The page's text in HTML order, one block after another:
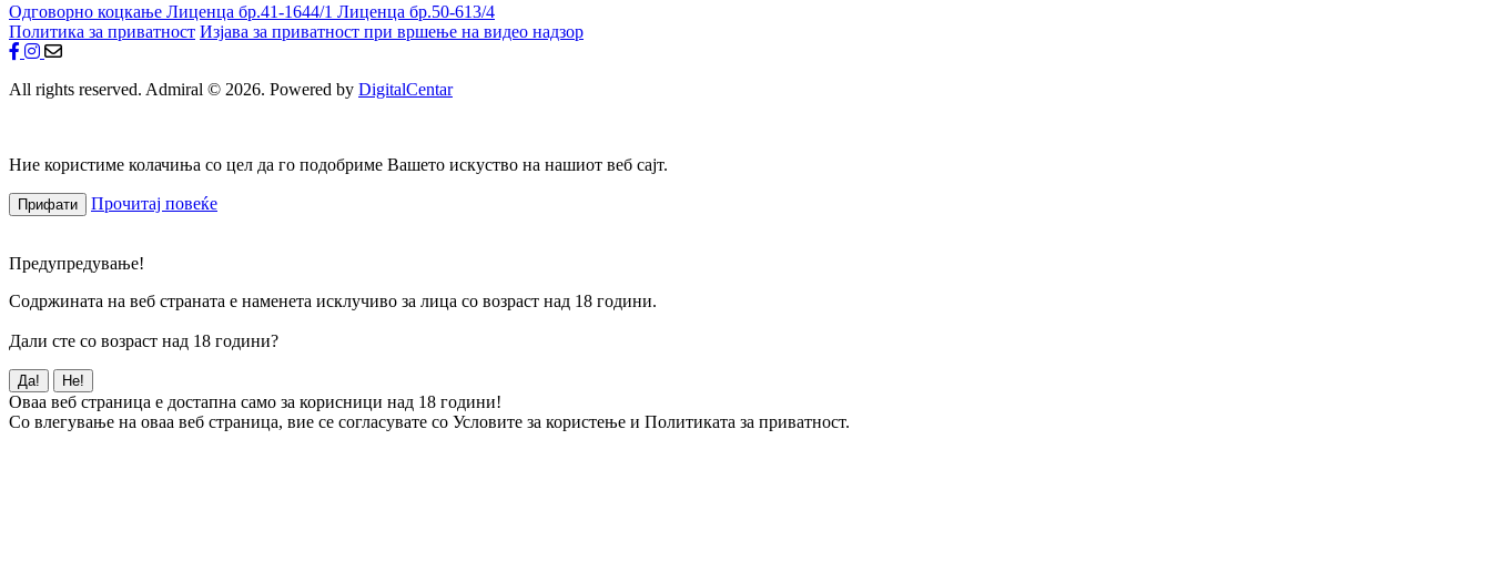
Одговорно коцкање Лиценца бр.41-1644/1 Лиценца бр.50-613/4
Политика за приватност Изјава за приватност при вршење на видео надзор
All rights reserved. Admiral © 2026. Powered by DigitalCentar
Ние користиме колачиња со цел да го подобриме Вашето искуство на нашиот веб сајт.
Прифати Прочитај повеќе
Предупредување!
Содржината на веб страната е наменета исклучиво за лица со возраст над 18 години.
Дали сте со возраст над 18 години?
Да! Не!
Оваа веб страница е достапна само за корисници над 18 години!
Со влегување на оваа веб страница, вие се согласувате со Условите за користење и Политиката за приватност.